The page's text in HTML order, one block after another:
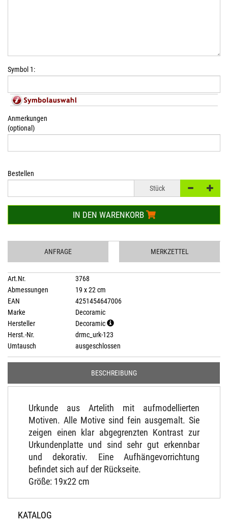
Symbol 1:
Anmerkungen
(optional)
Bestellen
Stück
IN DEN WARENKORB
ANFRAGE MERKZETTEL
Art.Nr.
3768
Abmessungen
19 x 22 cm
EAN
4251454647006
Marke
Decoramic
Hersteller
Decoramic
Herst.-Nr.
drmc_urk-123
Umtausch
ausgeschlossen
BESCHREIBUNG
Urkunde aus Artelith mit aufmodellierten
Motiven. Alle Motive sind fein ausgemalt. Sie
zeigen einen klar abgegrenzten Kontrast zur
Urkundenplatte und sind sehr gut erkennbar
und dekorativ. Eine Aufhängevorrichtung
befindet sich auf der Rückseite.
Größe: 19x22 cm
KATALOG